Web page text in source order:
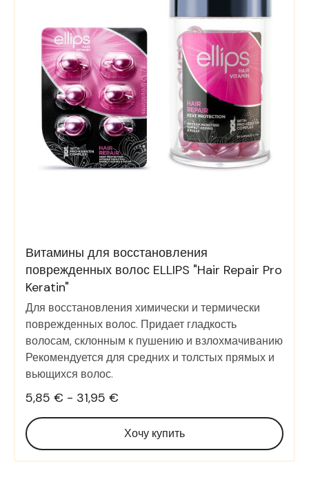
Витамины для восстановления
поврежденных волос ELLIPS "Hair Repair Pro
Keratin"
Для восстановления химически и термически
поврежденных волос. Придает гладкость
волосам, склонным к пушению и взлохмачиванию
Рекомендуется для средних и толстых прямых и
вьющихся волос.
5,85 € - 31,95 €
Хочу купить